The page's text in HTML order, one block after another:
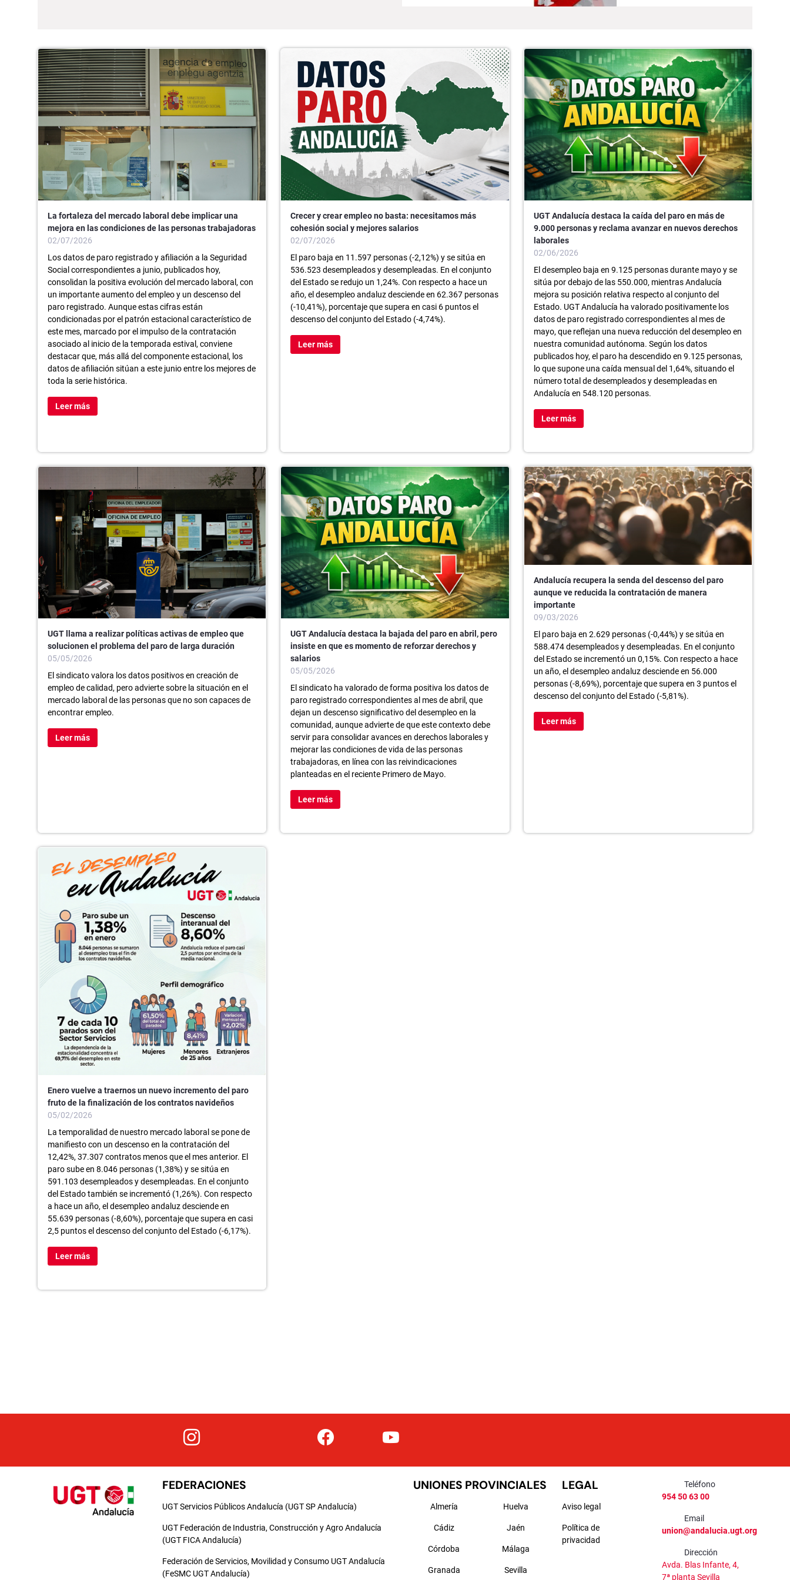
La fortaleza del mercado laboral debe implicar una
mejora en las condiciones de las personas trabajadoras
02/07/2026
Los datos de paro registrado y afiliación a la Seguridad
Social correspondientes a junio, publicados hoy,
consolidan la positiva evolución del mercado laboral, con
un importante aumento del empleo y un descenso del
paro registrado. Aunque estas cifras están
condicionadas por el patrón estacional característico de
este mes, marcado por el impulso de la contratación
asociado al inicio de la temporada estival, conviene
destacar que, más allá del componente estacional, los
datos de afiliación sitúan a este junio entre los mejores de
toda la serie histórica.
Leer más
Crecer y crear empleo no basta: necesitamos más
cohesión social y mejores salarios
02/07/2026
El paro baja en 11.597 personas (-2,12%) y se sitúa en
536.523 desempleados y desempleadas. En el conjunto
del Estado se redujo un 1,24%. Con respecto a hace un
año, el desempleo andaluz desciende en 62.367 personas
(-10,41%), porcentaje que supera en casi 6 puntos el
descenso del conjunto del Estado (-4,74%).
Leer más
UGT Andalucía destaca la caída del paro en más de
9.000 personas y reclama avanzar en nuevos derechos
laborales
02/06/2026
El desempleo baja en 9.125 personas durante mayo y se
sitúa por debajo de las 550.000, mientras Andalucía
mejora su posición relativa respecto al conjunto del
Estado. UGT Andalucía ha valorado positivamente los
datos de paro registrado correspondientes al mes de
mayo, que reflejan una nueva reducción del desempleo en
nuestra comunidad autónoma. Según los datos
publicados hoy, el paro ha descendido en 9.125 personas,
lo que supone una caída mensual del 1,64%, situando el
número total de desempleados y desempleadas en
Andalucía en 548.120 personas.
Leer más
UGT llama a realizar políticas activas de empleo que
solucionen el problema del paro de larga duración
05/05/2026
El sindicato valora los datos positivos en creación de
empleo de calidad, pero advierte sobre la situación en el
mercado laboral de las personas que no son capaces de
encontrar empleo.
Leer más
UGT Andalucía destaca la bajada del paro en abril, pero
insiste en que es momento de reforzar derechos y
salarios
05/05/2026
El sindicato ha valorado de forma positiva los datos de
paro registrado correspondientes al mes de abril, que
dejan un descenso significativo del desempleo en la
comunidad, aunque advierte de que este contexto debe
servir para consolidar avances en derechos laborales y
mejorar las condiciones de vida de las personas
trabajadoras, en línea con las reivindicaciones
planteadas en el reciente Primero de Mayo.
Leer más
Andalucía recupera la senda del descenso del paro
aunque ve reducida la contratación de manera
importante
09/03/2026
El paro baja en 2.629 personas (-0,44%) y se sitúa en
588.474 desempleados y desempleadas. En el conjunto
del Estado se incrementó un 0,15%. Con respecto a hace
un año, el desempleo andaluz desciende en 56.000
personas (-8,69%), porcentaje que supera en 3 puntos el
descenso del conjunto del Estado (-5,81%).
Leer más
Enero vuelve a traernos un nuevo incremento del paro
fruto de la finalización de los contratos navideños
05/02/2026
La temporalidad de nuestro mercado laboral se pone de
manifiesto con un descenso en la contratación del
12,42%, 37.307 contratos menos que el mes anterior. El
paro sube en 8.046 personas (1,38%) y se sitúa en
591.103 desempleados y desempleadas. En el conjunto
del Estado también se incrementó (1,26%). Con respecto
a hace un año, el desempleo andaluz desciende en
55.639 personas (-8,60%), porcentaje que supera en casi
2,5 puntos el descenso del conjunto del Estado (-6,17%).
Leer más
FEDERACIONES
UGT Servicios Públicos Andalucía (UGT SP Andalucía)
UGT Federación de Industria, Construcción y Agro Andalucía
(UGT FICA Andalucía)
Federación de Servicios, Movilidad y Consumo UGT Andalucía
(FeSMC UGT Andalucía)
UNIONES PROVINCIALES
Almería
Cádiz
Córdoba
Granada
Huelva
Jaén
Málaga
Sevilla
LEGAL
Aviso legal
Política de
privacidad
Teléfono
954 50 63 00
Email
union@andalucia.ugt.org
Dirección
Avda. Blas Infante, 4,
7ª planta Sevilla